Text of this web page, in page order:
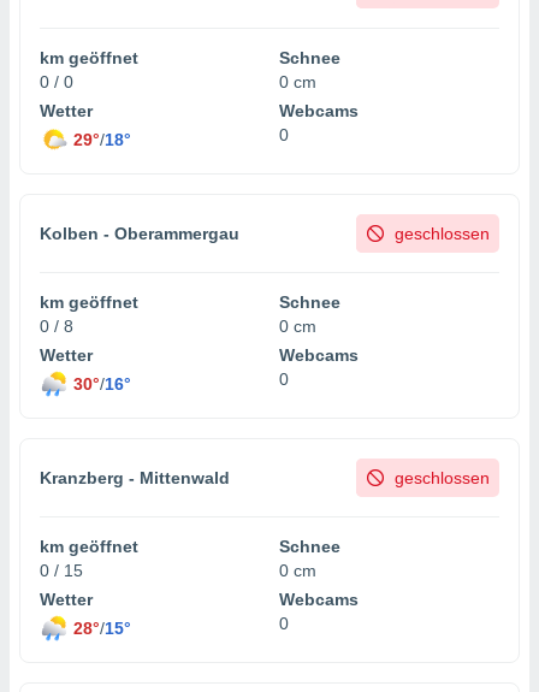
km geöffnet
0 / 0
Schnee
0 cm
Wetter
29°/18°
Webcams
0
Kolben - Oberammergau geschlossen
km geöffnet
0 / 8
Schnee
0 cm
Wetter
30°/16°
Webcams
0
Kranzberg - Mittenwald geschlossen
km geöffnet
0 / 15
Schnee
0 cm
Wetter
28°/15°
Webcams
0